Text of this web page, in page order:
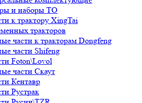
и наборы ТО
к трактору XingTai
тракторов
части к тракторам Dongfeng
части Shifeng
Foton\Lovol
части Скаут
Кентавр
Рустрак